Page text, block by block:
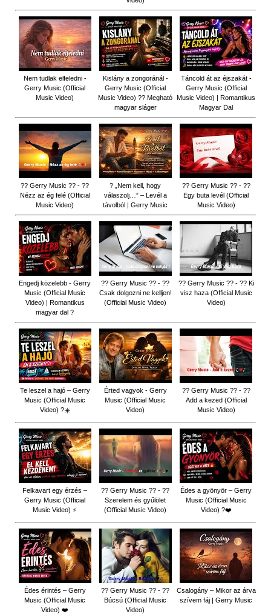
Nem tudlak elfeledni -
Gerry Music (Official
Music Video)
Kislány a zongoránál -
Gerry Music (Official
Music Video) ?? Megható
magyar sláger
Táncold át az éjszakát -
Gerry Music (Official
Music Video) | Romantikus
Magyar Dal
?? Gerry Music ?? - ??
Nézz az ég felé (Official
Music Video)
? „Nem kell, hogy
válaszolj…” – Levél a
távolból | Gerry Music
?? Gerry Music ?? - ??
Egy buta levél (Official
Music Video)
Engedj közelebb - Gerry
Music (Official Music
Video) | Romantikus
magyar dal ?
?? Gerry Music ?? - ??
Csak dolgozni ne kelljen!
(Official Music Video)
?? Gerry Music ?? - ?? Ki
visz haza (Official Music
Video)
Te leszel a hajó – Gerry
Music (Official Music
Video) ?☀️
Érted vagyok - Gerry
Music (Official Music
Video)
?? Gerry Music ?? - ??
Add a kezed (Official
Music Video)
Felkavart egy érzés –
Gerry Music (Official
Music Video) ⚡
?? Gerry Music ?? - ??
Szerelem és gyűlölet
(Official Music Video)
Édes a gyönyör – Gerry
Music (Official Music
Video) ?❤️
Édes érintés – Gerry
Music (Official Music
Video) ❤️
?? Gerry Music ?? - ??
Búcsú (Official Music
Video)
Csalogány – Mikor az árva
szívem fáj | Gerry Music